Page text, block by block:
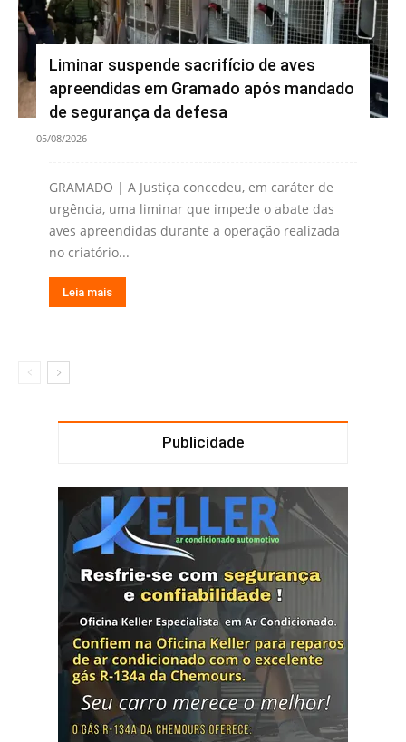
Liminar suspende sacrifício de aves
apreendidas em Gramado após mandado
de segurança da defesa
05/08/2026
GRAMADO | A Justiça concedeu, em caráter de
urgência, uma liminar que impede o abate das
aves apreendidas durante a operação realizada
no criatório...
Leia mais
Publicidade